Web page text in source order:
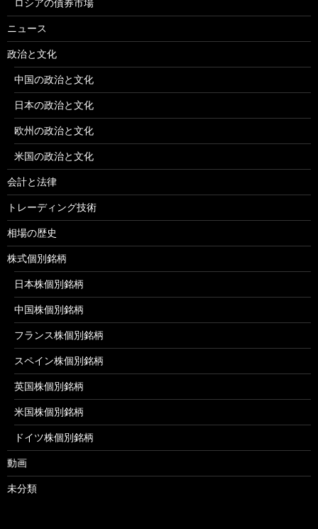
ロシアの債券市場
ニュース
政治と文化
中国の政治と文化
日本の政治と文化
欧州の政治と文化
米国の政治と文化
会計と法律
トレーディング技術
相場の歴史
株式個別銘柄
日本株個別銘柄
中国株個別銘柄
フランス株個別銘柄
スペイン株個別銘柄
英国株個別銘柄
米国株個別銘柄
ドイツ株個別銘柄
動画
未分類